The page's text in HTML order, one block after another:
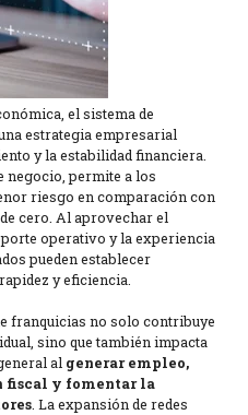
el sistema de
estrategia empresarial
y la estabilidad financiera.
negocio, permite a los
riesgo en comparación con
cero. Al aprovechar el
operativo y la experiencia
pueden establecer
y eficiencia.
franquicias no solo contribuye
sino que también impacta
al generar empleo,
fiscal y fomentar la
. La expansión de redes